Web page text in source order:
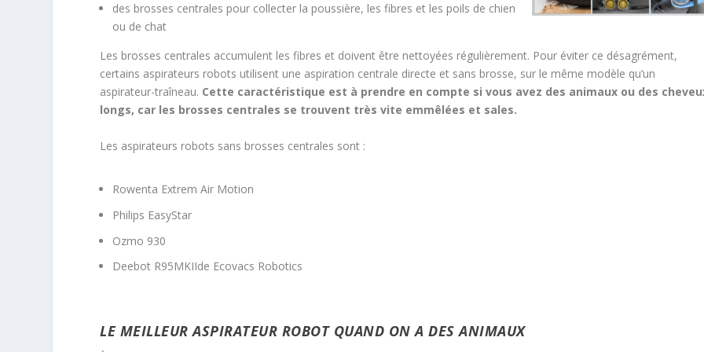
des brosses centrales pour collecter la poussière, les fibres et les poils de chien
ou de chat
Les brosses centrales accumulent les fibres et doivent être nettoyées régulièrement. Pour éviter ce désagrément,
certains aspirateurs robots utilisent une aspiration centrale directe et sans brosse, sur le même modèle qu’un
aspirateur-traîneau. Cette caractéristique est à prendre en compte si vous avez des animaux ou des
longs, car les brosses centrales se trouvent très vite emmêlées et sales.
Les aspirateurs robots sans brosses centrales sont :
Rowenta Extrem Air Motion
Philips EasyStar
Ozmo 930
Deebot R95MKIIde Ecovacs Robotics
LE MEILLEUR ASPIRATEUR ROBOT QUAND ON A DES ANIMAUX